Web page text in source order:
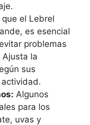
que el Lebrel
es esencial
problemas
la
sus
Algunos
para los
uvas y